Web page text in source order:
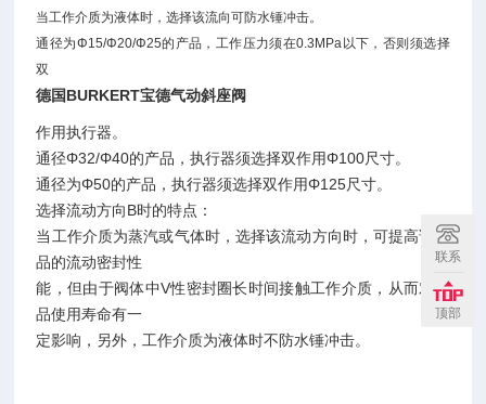
当工作介质为液体时，选择该流向可防水锤冲击。
通径为Φ15/Φ20/Φ25的产品，工作压力须在0.3MPa以下，否则须选择
双
德国BURKERT宝德气动斜座阀
作用执行器。
通径Φ32/Φ40的产品，执行器须选择双作用Φ100尺寸。
通径为Φ50的产品，执行器须选择双作用Φ125尺寸。
选择流动方向B时的特点：
当工作介质为蒸汽或气体时，选择该流动方向时，可提高该产
品的流动密封性
能，但由于阀体中V性密封圈长时间接触工作介质，从而对产
品使用寿命有一
定影响，另外，工作介质为液体时不防水锤冲击。
联系
顶部